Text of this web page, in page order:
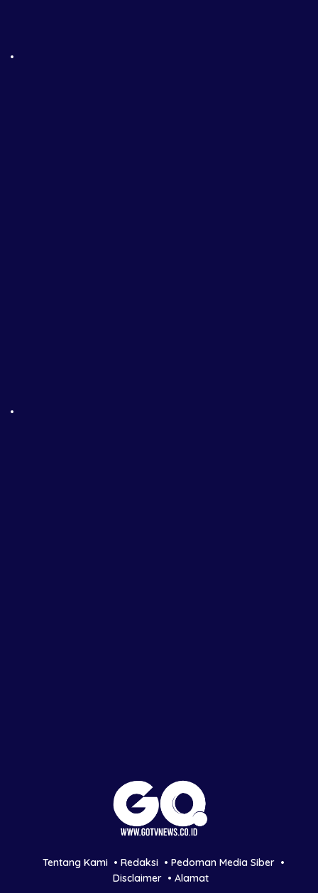
Tentang Kami Redaksi
Pedoman Media Siber
Disclaimer
Alamat